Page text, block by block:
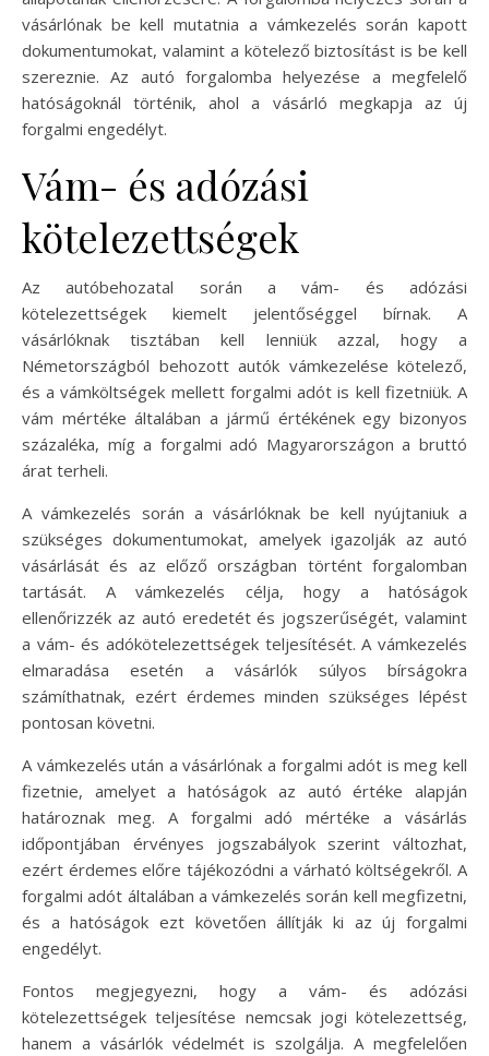
vásárlónak be kell mutatnia a vámkezelés során kapott
dokumentumokat, valamint a kötelező biztosítást is be kell
szereznie. Az autó forgalomba helyezése a megfelelő
hatóságoknál történik, ahol a vásárló megkapja az új
forgalmi engedélyt.
Vám- és adózási
kötelezettségek
Az autóbehozatal során a vám- és adózási
kötelezettségek kiemelt jelentőséggel bírnak. A
vásárlóknak tisztában kell lenniük azzal, hogy a
Németországból behozott autók vámkezelése kötelező,
és a vámköltségek mellett forgalmi adót is kell fizetniük. A
vám mértéke általában a jármű értékének egy bizonyos
százaléka, míg a forgalmi adó Magyarországon a bruttó
árat terheli.
A vámkezelés során a vásárlóknak be kell nyújtaniuk a
szükséges dokumentumokat, amelyek igazolják az autó
vásárlását és az előző országban történt forgalomban
tartását. A vámkezelés célja, hogy a hatóságok
ellenőrizzék az autó eredetét és jogszerűségét, valamint
a vám- és adókötelezettségek teljesítését. A vámkezelés
elmaradása esetén a vásárlók súlyos bírságokra
számíthatnak, ezért érdemes minden szükséges lépést
pontosan követni.
A vámkezelés után a vásárlónak a forgalmi adót is meg kell
fizetnie, amelyet a hatóságok az autó értéke alapján
határoznak meg. A forgalmi adó mértéke a vásárlás
időpontjában érvényes jogszabályok szerint változhat,
ezért érdemes előre tájékozódni a várható költségekről. A
forgalmi adót általában a vámkezelés során kell megfizetni,
és a hatóságok ezt követően állítják ki az új forgalmi
engedélyt.
Fontos megjegyezni, hogy a vám- és adózási
kötelezettségek teljesítése nemcsak jogi kötelezettség,
hanem a vásárlók védelmét is szolgálja. A megfelelően